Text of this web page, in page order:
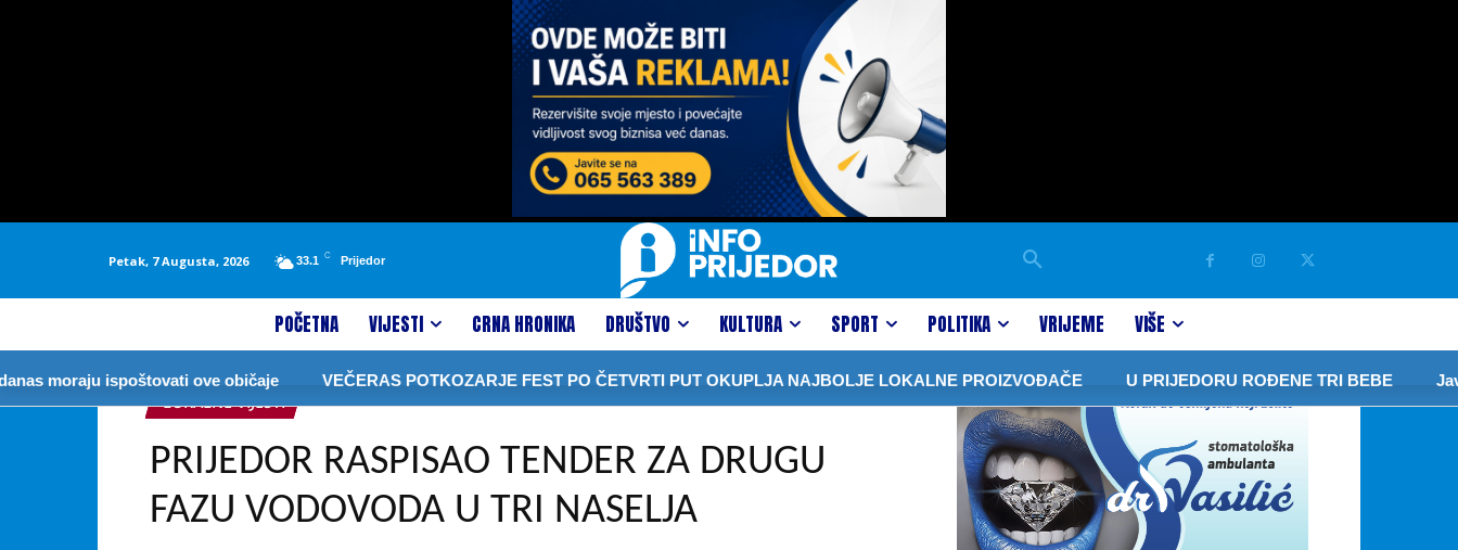
Petak, 7 Augusta, 2026 33.1 C Prijedor
POČETNA VIJESTI CRNA HRONIKA DRUŠTVO KULTURA SPORT POLITIKA VRIJEME VIŠE
ispoštovati ove običaje VEČERAS POTKOZARJE FEST PO ČETVRTI PUT OKUPLJA NAJBOLJE LOKALNE PROIZVOĐAČE U PRIJEDORU ROĐENE TRI BEBE Javor:
LOKALNE VIJESTI
PRIJEDOR RASPISAO TENDER ZA DRUGU
FAZU VODOVODA U TRI NASELJA